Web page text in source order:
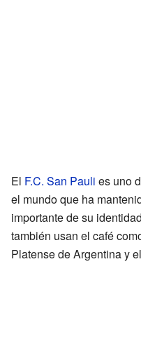
El F.C. San Pauli es uno
el mundo que ha
importante de su
también usan el café
Platense de Argentina y